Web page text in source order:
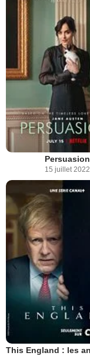
Persuasion
15 juillet 2022